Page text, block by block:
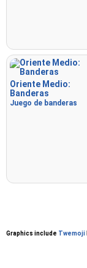
Oriente Medio:
Banderas
Juego de banderas
Graphics include Twemoji